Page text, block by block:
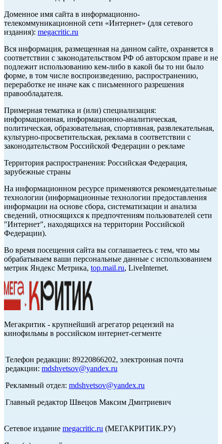
Доменное имя сайта в информационно-
телекоммуникационной сети «Интернет» (для сетевого
издания): megacritic.ru
Вся информация, размещенная на данном сайте, охраняется в
соответствии с законодательством РФ об авторском праве и не
подлежит использованию кем-либо в какой бы то ни было
форме, в том числе воспроизведению, распространению,
переработке не иначе как с письменного разрешения
правообладателя.
Примерная тематика и (или) специализация:
информационная, информационно-аналитическая,
политическая, образовательная, спортивная, развлекательная,
культурно-просветительская, реклама в соответствии с
законодательством Российской Федерации о рекламе
Территория распространения: Российская Федерация,
зарубежные страны
На информационном ресурсе применяются рекомендательные
технологии (информационные технологии предоставления
информации на основе сбора, систематизации и анализа
сведений, относящихся к предпочтениям пользователей сети
"Интернет", находящихся на территории Российской
Федерации).
Во время посещения сайта вы соглашаетесь с тем, что мы
обрабатываем ваши персональные данные с использованием
метрик Яндекс Метрика, top.mail.ru, LiveInternet.
Мегакритик - крупнейший агрегатор рецензий на
кинофильмы в российском интернет-сегменте
Телефон редакции: 89220866202, электронная почта
редакции: mdshvetsov@yandex.ru
Рекламный отдел: mdshvetsov@yandex.ru
Главный редактор Швецов Максим Дмитриевич
Сетевое издание megacritic.ru (МЕГАКРИТИК.РУ)